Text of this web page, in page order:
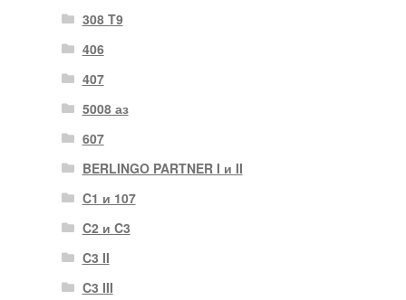
308 T9
406
407
5008 аз
607
BERLINGO PARTNER I и II
C1 и 107
C2 и C3
C3 II
C3 III